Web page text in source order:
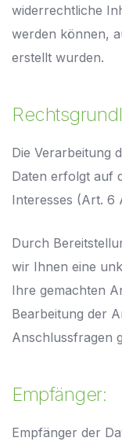
widerrechtliche
werden können,
erstellt wurden.
Die Verarbeitung
Daten erfolgt auf
Interesses (Art. 6
Durch
wir Ihnen eine
Ihre gemachten
Bearbeitung der
Anschlussfragen
Empfänger:
Empfänger der